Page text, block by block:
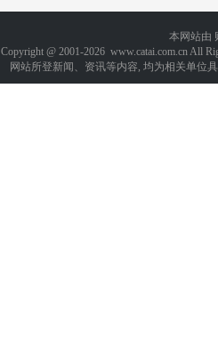
本网站由
Copyright @ 2001-2026 www.catai.com.cn All
网站所登新闻、资讯等内容, 均为相关单位